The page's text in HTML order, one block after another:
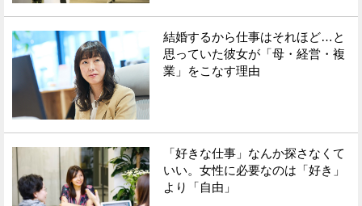
結婚するから仕事はそれほど…と
思っていた彼女が「母・経営・複
業」をこなす理由
「好きな仕事」なんか探さなくて
いい。女性に必要なのは「好き」
より「自由」